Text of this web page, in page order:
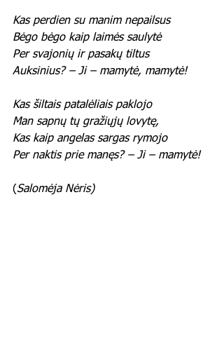
Kas perdien su manim nepailsus
Bėgo bėgo kaip laimės saulytė
Per svajonių ir pasakų tiltus
Auksinius? – Ji – mamytė, mamytė!
Kas šiltais patalėliais paklojo
Man sapnų tų gražiųjų lovytę,
Kas kaip angelas sargas rymojo
Per naktis prie manęs? – Ji – mamytė!
(Salomėja Nėris)